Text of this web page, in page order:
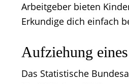
Arbeitgeber bieten
Erkundige dich einfach
Aufziehung
Das Statistische